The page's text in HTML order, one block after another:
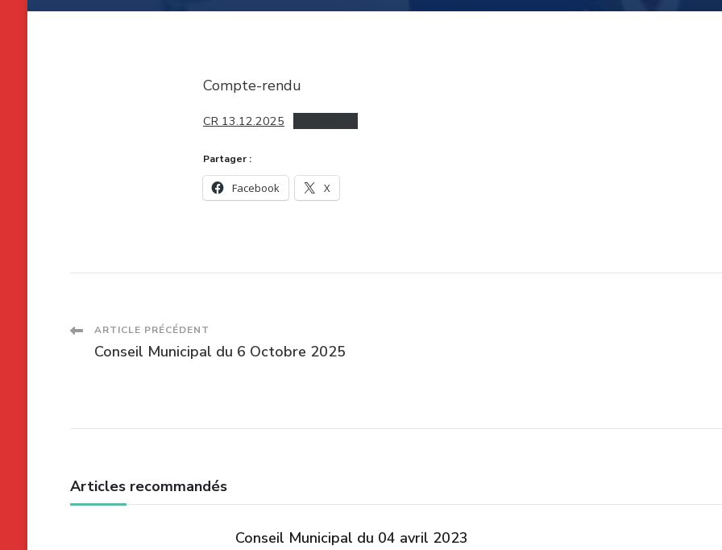
Compte-rendu
CR 13.12.2025
Partager :
Facebook X
Navigation
articles
ARTICLE PRÉCÉDENT
Conseil Municipal du 6 Octobre 2025
Articles recommandés
Conseil Municipal du 04 avril 2023